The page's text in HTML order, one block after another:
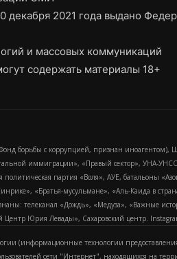
2021 года выдано
и массовых коммуникаций
содержать материалы 18+
борьбы с коррупцией, признан
иммиграции», «Правый сектор», УНА-
политическая партия «Воля», АУЕ,
«Братья-мусульмане», «Аль-Каида в
телеканал «Дождь», «Медуза», «Важные
Юрия Левады», Сахаровский центр.
(информационные технологии
сети "Интернет", находящихся на